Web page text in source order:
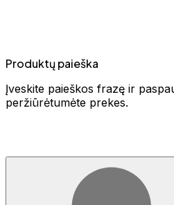
Produktų paieška
Įveskite paieškos frazę ir
peržiūrėtumėte prekes.